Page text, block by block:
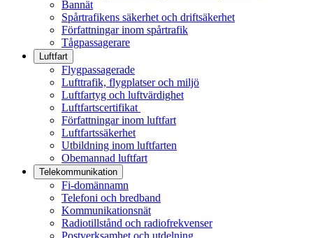
Bannät
Spårtrafikens säkerhet och driftsäkerhet
Författningar inom spårtrafik
Tågpassagerare
Luftfart
Flygpassagerade
Lufttrafik, flygplatser och miljö
Luftfartyg och luftvärdighet
Luftfartscertifikat
Författningar inom luftfart
Luftfartssäkerhet
Utbildning inom luftfarten
Obemannad luftfart
Telekommunikation
Fi-domännamn
Telefoni och bredband
Kommunikationsnät
Radiotillstånd och radiofrekvenser
Postverksamhet och utdelning